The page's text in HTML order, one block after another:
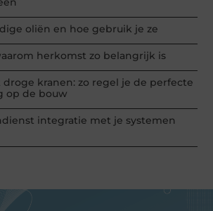
oliën en hoe gebruik je ze
herkomst zo belangrijk is
kranen: zo regel je de perfecte
op de bouw
integratie met je systemen